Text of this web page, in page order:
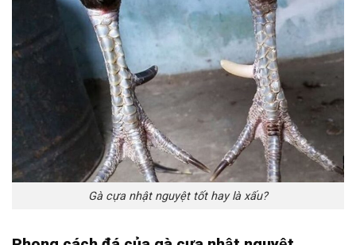
Gà cựa nhật nguyệt tốt hay là xấu?